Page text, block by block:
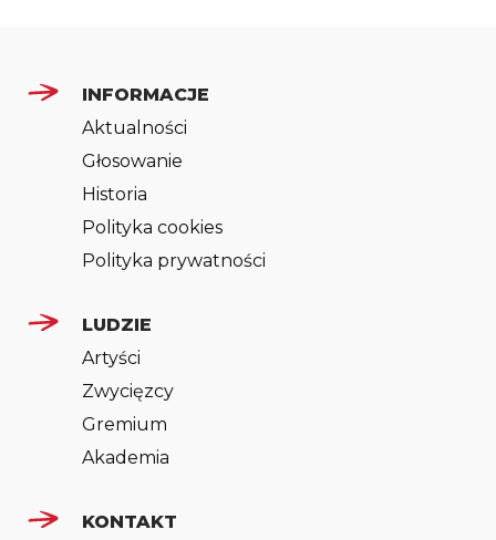
INFORMACJE
Aktualności
Głosowanie
Historia
Polityka cookies
Polityka prywatności
LUDZIE
Artyści
Zwycięzcy
Gremium
Akademia
KONTAKT